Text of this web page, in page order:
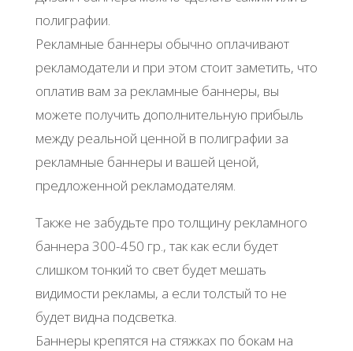
полиграфии.
Рекламные баннеры обычно оплачивают
рекламодатели и при этом стоит заметить, что
оплатив вам за рекламные баннеры, вы
можете получить дополнительную прибыль
между реальной ценной в полиграфии за
рекламные баннеры и вашей ценой,
предложенной рекламодателям.
Также не забудьте про толщину рекламного
баннера 300-450 гр., так как если будет
слишком тонкий то свет будет мешать
видимости рекламы, а если толстый то не
будет видна подсветка.
Баннеры крепятся на стяжках по бокам на